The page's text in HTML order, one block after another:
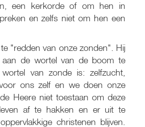
een kerkorde of om hen in
en zelfs niet om hen een
"redden van onze zonden". Hij
de wortel van de boom te
van zonde is: zelfzucht,
ons zelf en we doen onze
Heere niet toestaan om deze
af te hakken en er uit te
christenen blijven.